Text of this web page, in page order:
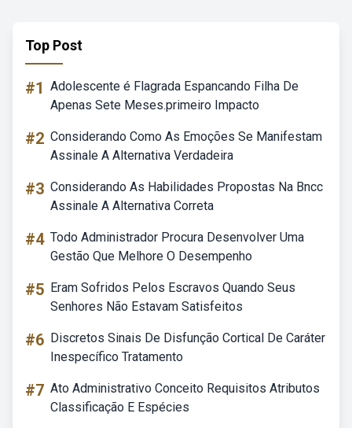
Top Post
#1 Adolescente é Flagrada Espancando Filha De
Apenas Sete Meses.primeiro Impacto
#2 Considerando Como As Emoções Se Manifestam
Assinale A Alternativa Verdadeira
#3 Considerando As Habilidades Propostas Na Bncc
Assinale A Alternativa Correta
#4 Todo Administrador Procura Desenvolver Uma
Gestão Que Melhore O Desempenho
#5 Eram Sofridos Pelos Escravos Quando Seus
Senhores Não Estavam Satisfeitos
#6 Discretos Sinais De Disfunção Cortical De Caráter
Inespecífico Tratamento
#7 Ato Administrativo Conceito Requisitos Atributos
Classificação E Espécies